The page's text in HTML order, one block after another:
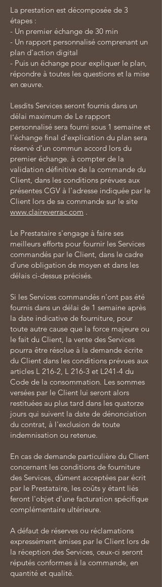
La prestation est décomposée de 3
étapes :
- Un premier échange de 30 min
- Un rapport personnalisé comprenant un
plan d'action digital
- Puis un échange pour expliquer le plan,
répondre à toutes les questions et la mise
en œuvre.
Lesdits Services seront fournis dans un
délai maximum de Le rapport
personnalisé sera fourni sous 1 semaine et
l'échange final d'explication du plan sera
réservé d'un commun accord lors du
premier échange. à compter de la
validation définitive de la commande du
Client, dans les conditions prévues aux
présentes CGV à l'adresse indiquée par le
Client lors de sa commande sur le site
www.claireverrac.com .
Le Prestataire s'engage à faire ses
meilleurs efforts pour fournir les Services
commandés par le Client, dans le cadre
d'une obligation de moyen et dans les
délais ci-dessus précisés.
Si les Services commandés n'ont pas été
fournis dans un délai de 1 semaine après
la date indicative de fourniture, pour
toute autre cause que la force majeure ou
le fait du Client, la vente des Services
pourra être résolue à la demande écrite
du Client dans les conditions prévues aux
articles L 216-2, L 216-3 et L241-4 du
Code de la consommation. Les sommes
versées par le Client lui seront alors
restituées au plus tard dans les quatorze
jours qui suivent la date de dénonciation
du contrat, à l'exclusion de toute
indemnisation ou retenue.
En cas de demande particulière du Client
concernant les conditions de fourniture
des Services, dûment acceptées par écrit
par le Prestataire, les coûts y étant liés
feront l'objet d'une facturation spécifique
complémentaire ultérieure.
A défaut de réserves ou réclamations
expressément émises par le Client lors de
la réception des Services, ceux-ci seront
réputés conformes à la commande, en
quantité et qualité.